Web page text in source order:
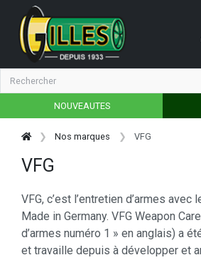
NOUVEAUTES
Nos marques VFG
VFG
VFG, c’est l’entretien d’armes
Made in Germany. VFG Weapon
d’armes numéro 1 » en anglais) a
et travaille depuis à développer et